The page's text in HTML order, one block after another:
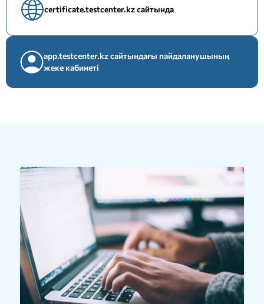
certificate.testcenter.kz сайтында
app.testcenter.kz сайтындағы пайдаланушының
жеке кабинеті